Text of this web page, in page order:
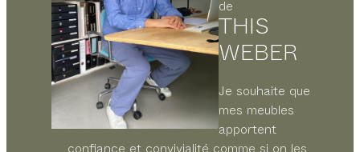
de
THIS
WEBER
Je souhaite que
mes meubles
apportent